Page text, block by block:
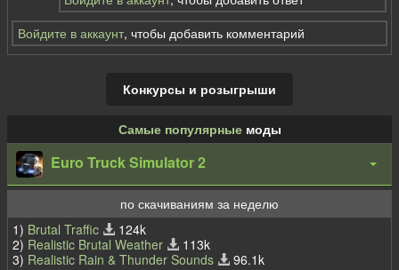
Войдите в аккаунт, чтобы добавить комментарий
Конкурсы и розыгрыши
Самые популярныемоды
Euro Truck Simulator 2
по скачиваниям за неделю
1) Brutal Traffic
124k
2) Realistic Brutal Weather
113k
3) Realistic Rain & Thunder Sounds
96.1k